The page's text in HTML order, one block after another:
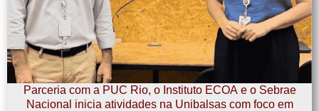
Parceria com a PUC Rio, o Instituto ECOA e o Sebrae
Nacional inicia atividades na Unibalsas com foco em